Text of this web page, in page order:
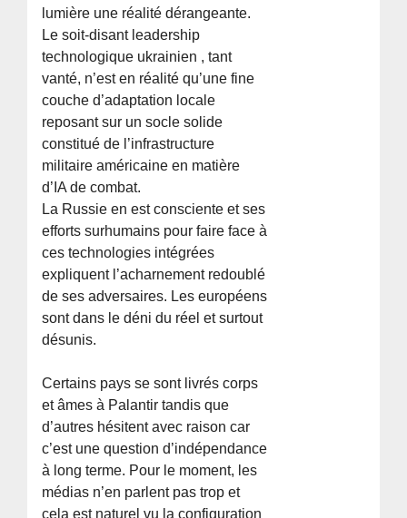
lumière une réalité dérangeante.
Le soit-disant leadership
technologique ukrainien , tant
vanté, n’est en réalité qu’une fine
couche d’adaptation locale
reposant sur un socle solide
constitué de l’infrastructure
militaire américaine en matière
d’IA de combat.
La Russie en est consciente et ses
efforts surhumains pour faire face à
ces technologies intégrées
expliquent l’acharnement redoublé
de ses adversaires. Les européens
sont dans le déni du réel et surtout
désunis.
Certains pays se sont livrés corps
et âmes à Palantir tandis que
d’autres hésitent avec raison car
c’est une question d’indépendance
à long terme. Pour le moment, les
médias n’en parlent pas trop et
cela est naturel vu la configuration